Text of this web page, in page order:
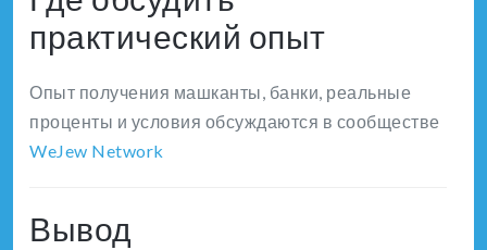
практический опыт
Опыт получения машканты, банки, реальные
проценты и условия обсуждаются в сообществе
WeJew Network
Вывод